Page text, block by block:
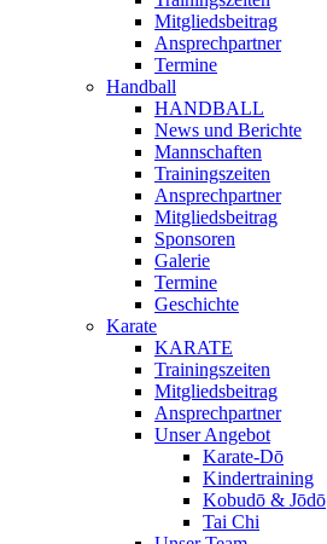
Mitgliedsbeitrag
Ansprechpartner
Termine
Handball
HANDBALL
News und Berichte
Mannschaften
Trainingszeiten
Ansprechpartner
Mitgliedsbeitrag
Sponsoren
Galerie
Termine
Geschichte
Karate
KARATE
Trainingszeiten
Mitgliedsbeitrag
Ansprechpartner
Unser Angebot
Karate-Dō
Kindertraining
Kobudō & Jōdō
Tai Chi